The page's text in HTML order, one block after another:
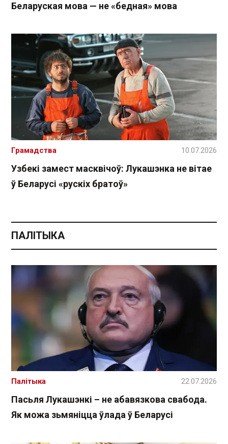
Беларуская мова — не «бедная» мова
Узбекі замест масквічоў: Лукашэнка не вітае
ў Беларусі «рускіх братоў»
Грамадства 10.07.2026
ПАЛІТЫКА
Пасьля Лукашэнкі – не абавязкова свабода.
Як можа зьмяніцца ўлада ў Беларусі
Палітыка 22.07.2026